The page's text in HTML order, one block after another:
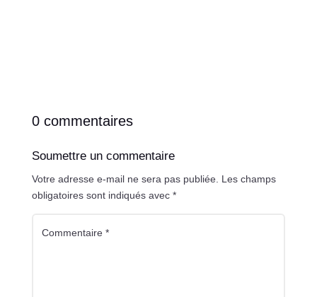
0 commentaires
Soumettre un commentaire
Votre adresse e-mail ne sera pas publiée. Les champs
obligatoires sont indiqués avec *